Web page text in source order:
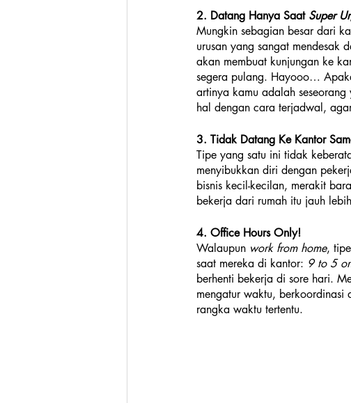
2. Datang Hanya Saat Super
Mungkin sebagian besar dari
urusan yang sangat mendesak
akan membuat kunjungan ke
segera pulang. Hayooo…
artinya kamu adalah
hal dengan cara terjadwal,
3. Tidak Datang Ke Kantor
Tipe yang satu ini tidak
menyibukkan diri dengan
bisnis kecil-kecilan, merakit
bekerja dari rumah itu jauh
4. Office Hours Only!
Walaupun work from home,
saat mereka di kantor: 9 to 5
berhenti bekerja di sore hari.
mengatur waktu, berkoordinasi
rangka waktu tertentu.